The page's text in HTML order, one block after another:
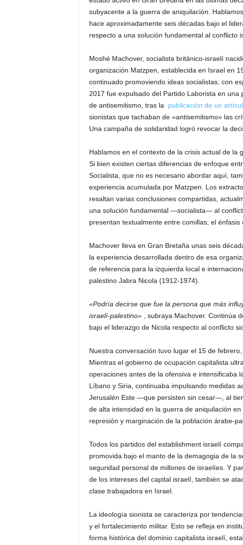
subyacente a la guerra de aniquilación.
hace aproximadamente seis décadas bajo el
respecto a una solución fundamental al conflicto
Moshé Machover, socialista británico-israelí
organización Matzpen, establecida en Israel en
continuado promoviendo ideas socialistas, con
2017 fue expulsado del Partido Laborista en
de antisemitismo, tras la publicación de un
sionistas que tachaban de «antisemitismo» las
Una campaña de solidaridad logró revocar la
Hablamos en el contexto de la crisis actual de la
Si bien existen ciertas diferencias de enfoque
Socialista, que no es necesario abordar aquí,
experiencia acumulada por Matzpen. Los
resaltan varias conclusiones compartidas,
una solución fundamental —socialista— al
presentan textualmente entre comillas; el énfasis
Machover lleva en Gran Bretaña unas seis
la experiencia desarrollada dentro de esa
de referencia para la izquierda local e
palestino Jabra Nicola (1912-1974).
«Podría decirse que fue la persona que más
israelí-palestino», subraya Machover. Continúa
bajo el liderazgo de Nicola respecto al conflicto
Nuestra conversación tuvo lugar el 15 de
Mientras el gobierno de ocupación capitalista
operaciones antes de la ofensiva e intensificaba
Líbano y Siria, continuaba impulsando medidas
Jerusalén Este —que persisten sin cesar—, al
de alta intensidad en la guerra de aniquilación
represión y marginación de la población árabe-
Todos los partidos del establishment israelí
promovida bajo el manto de la demagogia de la
seguridad personal de millones de israelíes. Y
de los intereses del capital israelí, también se
clase trabajadora en Israel.
La ideología sionista se caracteriza por
y el fortalecimiento militar. Esto se refleja en
forma histórica del dominio capitalista israelí,